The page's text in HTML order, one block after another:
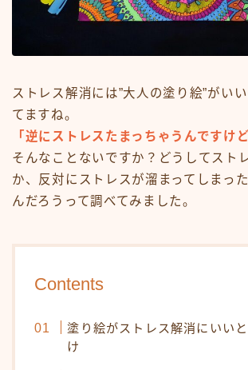
ストレス解消には”大人の塗り絵”がい
てますね。
「逆にストレスたまっちゃうんですけ
そんなことないですか？どうしてスト
か、反対にストレスが溜まってしまっ
んだろうって調べてみました。
Contents
塗り絵がストレス解消にいい
け